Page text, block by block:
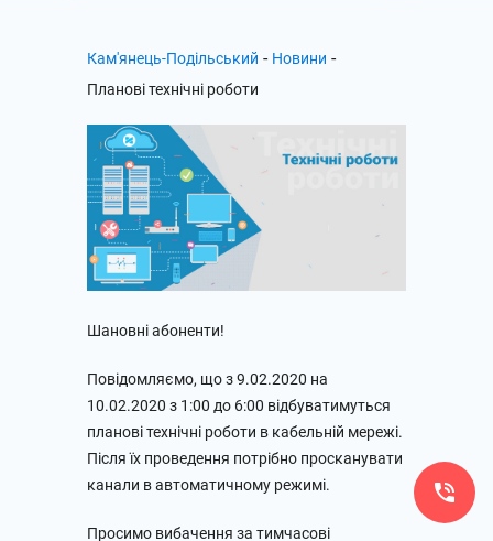
Кам'янець-Подільський - Новини -
Планові технічні роботи
Шановні абоненти!
Повідомляємо, що з 9.02.2020 на
10.02.2020 з 1:00 до 6:00 відбуватимуться
планові технічні роботи в кабельній мережі.
Після їх проведення потрібно просканувати
канали в автоматичному режимі.
Просимо вибачення за тимчасові